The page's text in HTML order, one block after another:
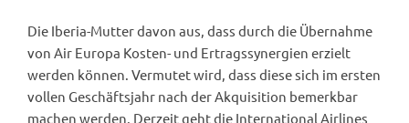
Die Iberia-Mutter davon aus, dass durch die Übernahme
von Air Europa Kosten- und Ertragssynergien erzielt
werden können. Vermutet wird, dass diese sich im ersten
vollen Geschäftsjahr nach der Akquisition bemerkbar
machen werden. Derzeit geht die International Airlines